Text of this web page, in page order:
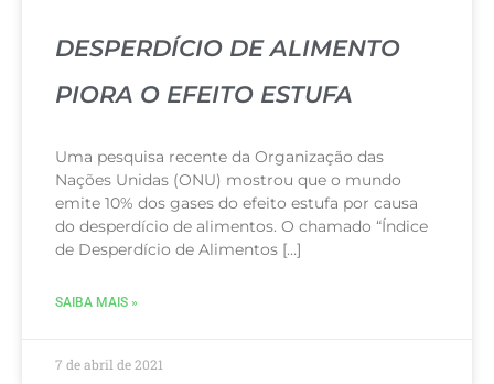
DESPERDÍCIO DE ALIMENTO
PIORA O EFEITO ESTUFA
Uma pesquisa recente da Organização das
Nações Unidas (ONU) mostrou que o mundo
emite 10% dos gases do efeito estufa por causa
do desperdício de alimentos. O chamado “Índice
de Desperdício de Alimentos […]
SAIBA MAIS »
7 de abril de 2021